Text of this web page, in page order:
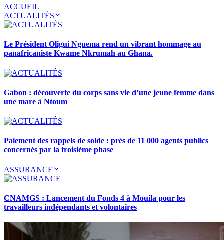
ACCUEIL
ACTUALITÉS
Le Président Oligui Nguema rend un vibrant hommage au
panafricaniste Kwame Nkrumah au Ghana.
Gabon : découverte du corps sans vie d’une jeune femme dans
une mare à Ntoum
Paiement des rappels de solde : près de 11 000 agents publics
concernés par la troisième phase
ASSURANCE
CNAMGS : Lancement du Fonds 4 à Mouila pour les
travailleurs indépendants et volontaires